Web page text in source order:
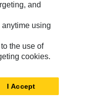
riservati.
and
using
the use of
cookies.
I Accept